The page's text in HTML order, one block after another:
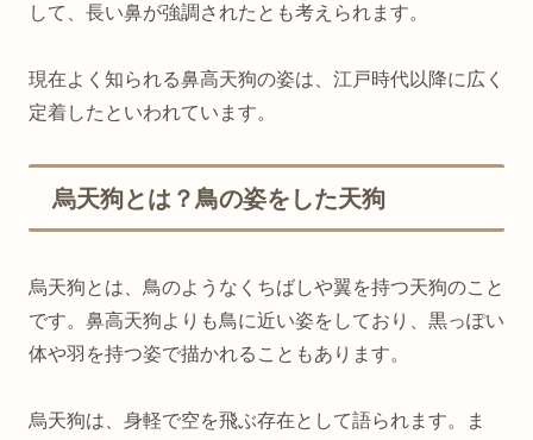
して、長い鼻が強調されたとも考えられます。
現在よく知られる鼻高天狗の姿は、江戸時代以降に広く
定着したといわれています。
烏天狗とは？鳥の姿をした天狗
烏天狗とは、鳥のようなくちばしや翼を持つ天狗のこと
です。鼻高天狗よりも鳥に近い姿をしており、黒っぽい
体や羽を持つ姿で描かれることもあります。
烏天狗は、身軽で空を飛ぶ存在として語られます。ま